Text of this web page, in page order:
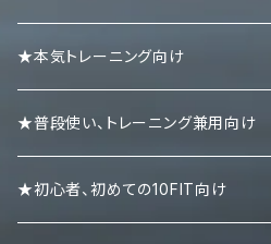
ニーラップ
リストラップ
リストストラップ
ハーフパンツ
キャップ
タンクトップ
ロンＴ
パーカー
★本気トレーニング向け
★普段使い、トレーニング兼用向け
★初心者、初めての10FIT向け